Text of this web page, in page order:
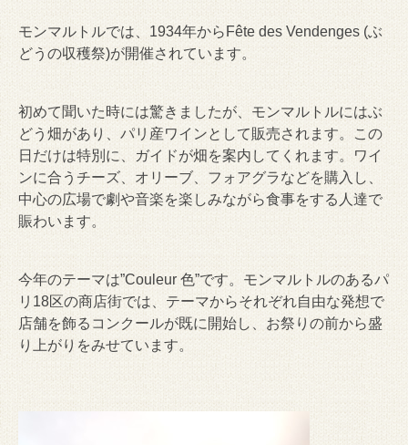
モンマルトルでは、1934年からFête des Vendenges (ぶ
どうの収穫祭)が開催されています。
初めて聞いた時には驚きましたが、モンマルトルにはぶ
どう畑があり、パリ産ワインとして販売されます。この
日だけは特別に、ガイドが畑を案内してくれます。ワイ
ンに合うチーズ、オリーブ、フォアグラなどを購入し、
中心の広場で劇や音楽を楽しみながら食事をする人達で
賑わいます。
今年のテーマは”Couleur 色”です。モンマルトルのあるパ
リ18区の商店街では、テーマからそれぞれ自由な発想で
店舗を飾るコンクールが既に開始し、お祭りの前から盛
り上がりをみせています。